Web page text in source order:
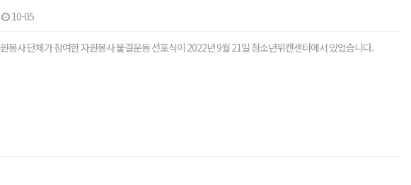
10-05
봉사 단체가 참여한 자원봉사 물결운동 선포식이 2022년 9월 21일 청소년위캔센터에서 있었습니다.